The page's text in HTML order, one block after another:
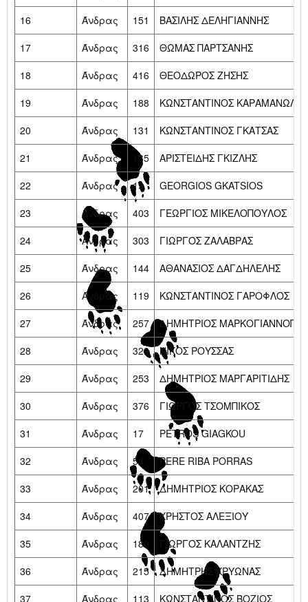
16
Άνδρας 151
ΒΑΣΙΛΗΣ ΔΕΛΗΓΙΑΝΝΗΣ
17
Άνδρας 316
ΘΩΜΑΣ ΠΑΡΤΣΑΝΗΣ
18
Άνδρας 416
ΘΕΟΔΩΡΟΣ ΖΗΣΗΣ
19
Άνδρας 188
ΚΩΝΣΤΑΝΤΙΝΟΣ ΚΑΡΑΜΑΝΩΛΗΣ
20
Άνδρας 131
ΚΩΝΣΤΑΝΤΙΝΟΣ ΓΚΑΤΣΑΣ
21
Άνδρας 135
ΑΡΙΣΤΕΙΔΗΣ ΓΚΙΖΛΗΣ
22
Άνδρας 19
GEORGIOS GKATSIOS
23
Άνδρας 403
ΓΕΩΡΓΙΟΣ ΜΙΚΕΛΟΠΟΥΛΟΣ
24
Άνδρας 303
ΓΙΩΡΓΟΣ ΖΑΛΑΒΡΑΣ
25
Άνδρας 144
ΑΘΑΝΑΣΙΟΣ ΔΑΓΔΗΛΕΛΗΣ
26
Άνδρας 119
ΚΩΝΣΤΑΝΤΙΝΟΣ ΓΑΡΟΦΛΟΣ
27
Άνδρας 257
ΔΗΜΗΤΡΙΟΣ
28
Άνδρας 329
ΝΙΚΟΣ ΡΟΥΣΣΑΣ
29
Άνδρας 253
ΔΗΜΗΤΡΙΟΣ ΜΑΡΓΑΡΙΤΙΔΗΣ
30
Άνδρας 376
ΓΙΩΡΓΟΣ ΤΣΟΜΠΙΚΟΣ
31
Άνδρας 17
PETROS GIAGKOU
32
Άνδρας 54
PERE RIBA PORRAS
33
Άνδρας 201
ΔΗΜΗΤΡΙΟΣ ΚΟΡΑΚΑΣ
34
Άνδρας 407
ΧΡΗΣΤΟΣ ΑΛΕΞΙΟΥ
35
Άνδρας 180
ΓΙΩΡΓΟΣ ΚΑΛΑΝΤΖΗΣ
36
Άνδρας 215
ΔΗΜΗΤΡΗΣ ΚΡΥΩΝΑΣ
37
Άνδρας 113
ΚΩΝΣΤΑΝΤΙΝΟΣ ΒΟΖΙΟΣ